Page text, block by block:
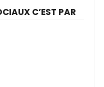
C’EST PAR